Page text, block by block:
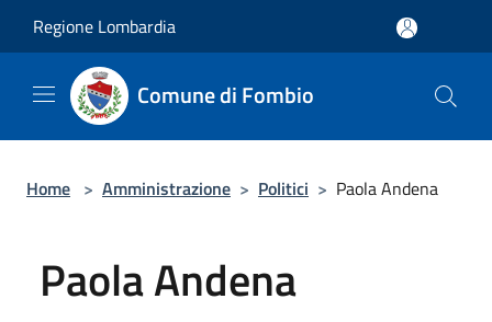
Regione Lombardia
Comune di Fombio
Home > Amministrazione > Politici > Paola Andena
Paola Andena